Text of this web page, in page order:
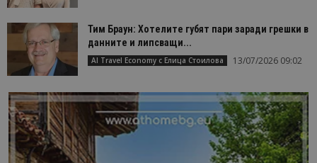
Тим Браун: Хотелите губят пари заради грешки в
данните и липсващи...
AI Travel Economy с Елица Стоилова 13/07/2026 09:02